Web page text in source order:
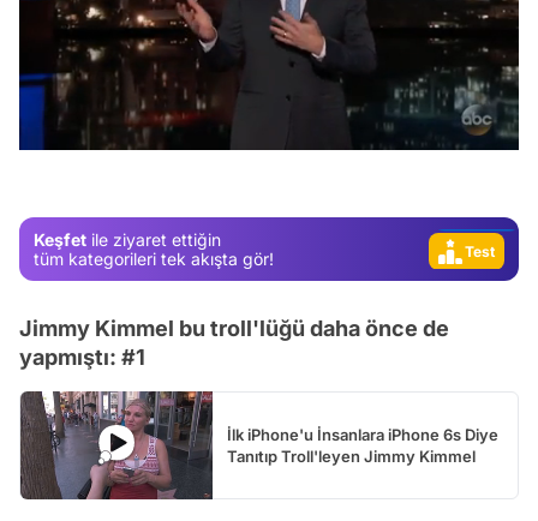
Keşfet ile ziyaret ettiğin
tüm kategorileri tek akışta gör!
Video
Test
Gündem
Test
Jimmy Kimmel bu troll'lüğü daha önce de
yapmıştı: #1
İlk iPhone'u İnsanlara iPhone 6s Diye
Tanıtıp Troll'leyen Jimmy Kimmel